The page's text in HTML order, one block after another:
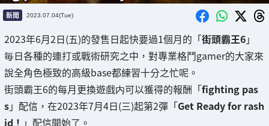
新聞 2023.07.04(Tue)
2023年6月2日(五)的發售日起快要過1個月的「街頭霸王6」
毎日各種的連打或戰術研究之中，對專業格鬥gamer的大家來
說全角色極致的高級base都練習十分之忙呢。
街頭霸王6的每月更換遊戲内可以獲得的報酬「fighting pas
s」配信，在2023年7月4日(三)起第2彈「Get Ready for rash
id！ 」配信開始了。